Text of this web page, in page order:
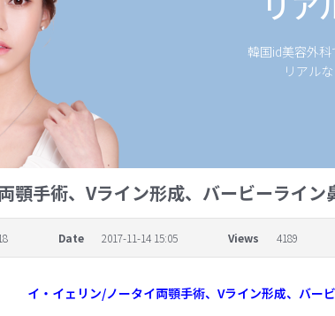
韓国id美容外
リアル
顎手術、Vライン形成、バービーライン
Date 2017-11-14 15:05 Views 4189
イ・イェリン/ノータイ両顎手術、Vライン形成、バー